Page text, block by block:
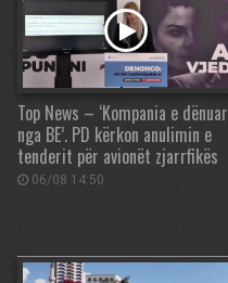
Top News – ‘Kompania e dënuar
nga BE’. PD kërkon anulimin e
tenderit për avionët zjarrfikës
06/08 14:50